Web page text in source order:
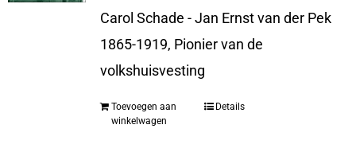
Carol Schade - Jan Ernst van der Pek
1865-1919, Pionier van de
volkshuisvesting
Toevoegen aan
winkelwagen
Details